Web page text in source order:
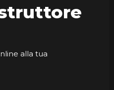
alla tua